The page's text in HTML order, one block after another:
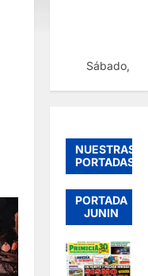
Sábado,
NUESTRAS
PORTADAS
PORTADA
JUNIN